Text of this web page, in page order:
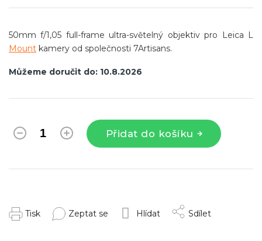
cena:
Můžeme doručit do: 10.8.2026
Přidat do košíku
50mm f/1,05 full-frame ultra-světelný objektiv pro Leica L
Mount kamery od společnosti 7Artisans.
Tisk Zeptat se Hlídat Sdílet